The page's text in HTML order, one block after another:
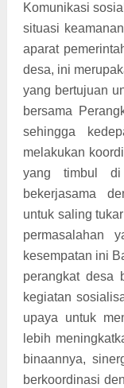
Komunikasi
situasi
aparat
desa, ini
yang bertujuan
bersama
sehingga
melakukan
yang timbul di
bekerjasama
untuk saling
permasalahan
kesempatan ini
perangkat desa
kegiatan
upaya untuk
lebih
binaannya,
berkoordinasi